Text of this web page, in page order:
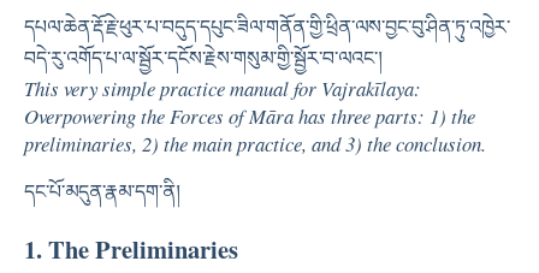
དཔལ་ཆེན་རྡོ་རྗེ་ཕུར་པ་བདུད་དཔུང་ཟིལ་གནོན་གྱི་ཕྲིན་ལས་བྱང་བུ་ཤིན་ཏུ་འཁྱེར་
བདེ་རུ་འགོད་པ་ལ་སྦྱོར་དངོས་རྗེས་གསུམ་གྱི་སྦྱོར་བ་ལའང་།
This very simple practice manual for Vajrakīlaya:
Overpowering the Forces of Māra has three parts: 1) the
preliminaries, 2) the main practice, and 3) the conclusion.
དང་པོ་མདུན་རྣམ་དག་ནི།
1. The Preliminaries